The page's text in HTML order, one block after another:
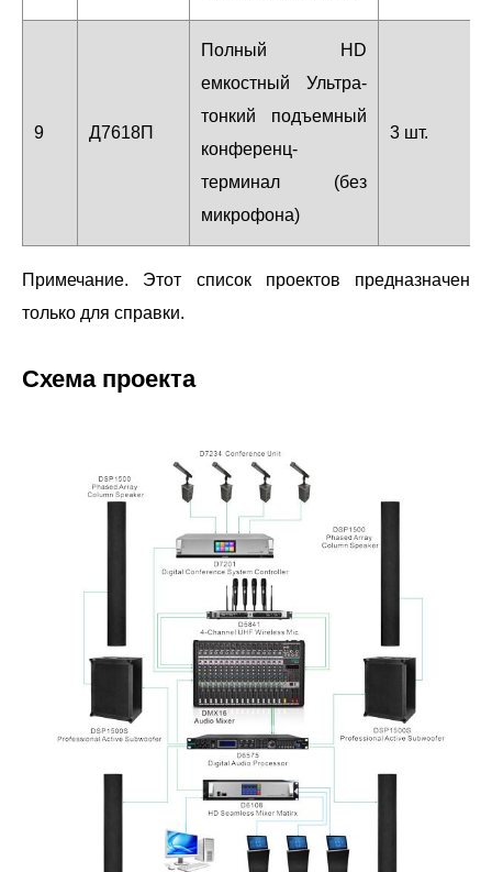
9 Д7618П
Полный HD
емкостный Ультра-
тонкий подъемный
конференц-
терминал (без
микрофона)
3 шт.
Примечание. Этот список проектов предназначен
только для справки.
Схема проекта